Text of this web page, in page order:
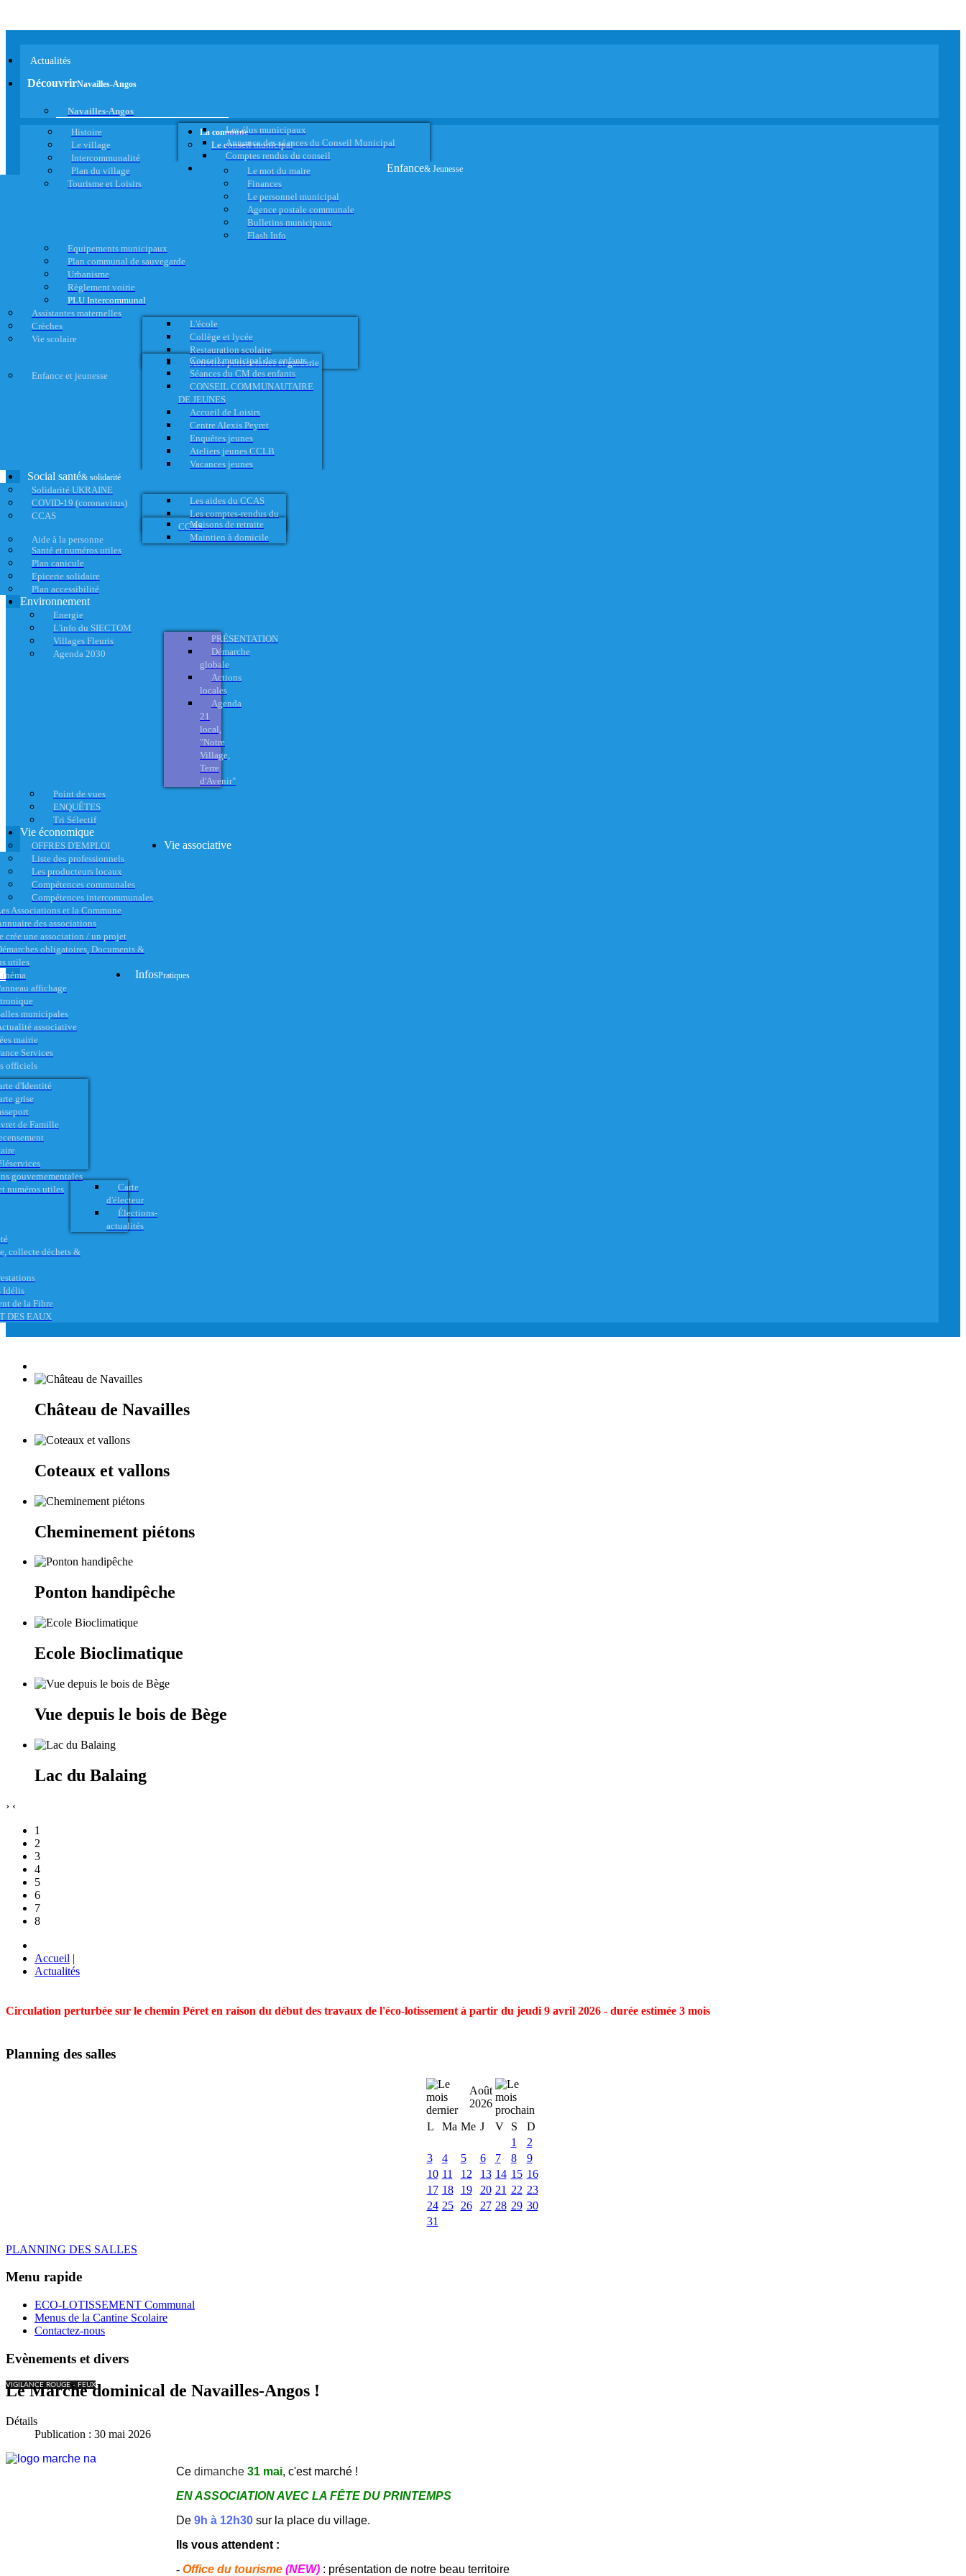
Actualités
DécouvrirNavailles-Angos
Navailles-Angos
Histoire
Le village
Intercommunalité
Plan du village
Tourisme et Loisirs
La commune
Le conseil municipal
Les élus municipaux
Annonce des séances du Conseil Municipal
Comptes rendus du conseil
Le mot du maire
Finances
Le personnel municipal
Agence postale communale
Bulletins municipaux
Flash Info
Equipements municipaux
Plan communal de sauvegarde
Urbanisme
Règlement voirie
PLU Intercommunal
Enfance& Jeunesse
Assistantes maternelles
Crèches
Vie scolaire
L'école
Collège et lycée
Restauration scolaire
Activités périscolaires et garderie
Enfance et jeunesse
Conseil municipal des enfants
Séances du CM des enfants
CONSEIL COMMUNAUTAIRE
DE JEUNES
Accueil de Loisirs
Centre Alexis Peyret
Enquêtes jeunes
Ateliers jeunes CCLB
Vacances jeunes
Social santé& solidarité
Solidarité UKRAINE
COVID-19 (coronavirus)
CCAS
Les aides du CCAS
Les comptes-rendus du
CCAS
Aide à la personne
Maisons de retraite
Maintien à domicile
Santé et numéros utiles
Plan canicule
Epicerie solidaire
Plan accessibilité
Environnement
Energie
L'info du SIECTOM
Villages Fleuris
Agenda 2030
PRÉSENTATION
Démarche
globale
Actions
locales
Agenda
21
local,
"Notre
Village,
Terre
d'Avenir"
Point de vues
ENQUÊTES
Tri Sélectif
Vie économique
OFFRES D'EMPLOI
Liste des professionnels
Les producteurs locaux
Compétences communales
Compétences intercommunales
Vie associative
Associations et la Commune
des associations
crée une association / un projet
obligatoires, Documents &
utiles
affichage
municipales
associative
InfosPratiques
mairie
Services
officiels
d'Identité
grise
de Famille
gouvernementales
numéros utiles
Carte
d'électeur
Élections-
actualités
collecte déchets &
Idélis
de la Fibre
DES EAUX
Château de Navailles
Coteaux et vallons
Cheminement piétons
Ponton handipêche
Ecole Bioclimatique
Vue depuis le bois de Bège
Lac du Balaing
› ‹
1
2
3
4
5
6
7
8
Accueil |
Actualités
Circulation perturbée sur le chemin Péret en raison du début des travaux de l'éco-lotissement à partir du jeudi 9 avril 2026 - durée estimée 3 mois
Planning des salles
Août
2026
L
Ma Me J V S
D
1
2
3
4 5 6 7 8
9
10 11 12 13 14 15 16
17 18 19 20 21 22 23
24 25 26 27 28 29 30
31
PLANNING DES SALLES
Menu rapide
ECO-LOTISSEMENT Communal
Menus de la Cantine Scolaire
Contactez-nous
Evènements et divers
VIGILANCE ROUGE - FEUX
Le Marché dominical de Navailles-Angos !
Détails
Publication : 30 mai 2026
Ce dimanche 31 mai, c'est marché !
EN ASSOCIATION AVEC LA FÊTE DU PRINTEMPS
De 9h à 12h30 sur la place du village.
Ils vous attendent :
- Office du tourisme (NEW) : présentation de notre beau territoire